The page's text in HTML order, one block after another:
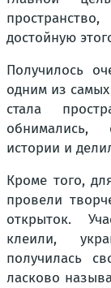
достойную
Получилось
одним из
стала
обнимались,
истории и
Кроме того,
провели
открыток.
клеили,
получилась
ласково